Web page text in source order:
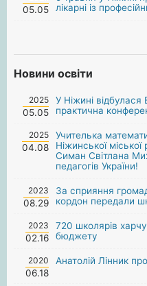
05.05
лікарні із
Новини освіти
2025
05.05
У Ніжині
практична
2025
04.08
Учителька
Ніжинської
Симан Світлана
педагогів України!
2023
08.29
За сприяння
кордон передали
2023
02.16
720 школярів
бюджету
2020
06.18
Анатолій Лінник